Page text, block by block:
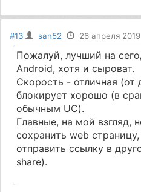
#13 san52 26 апреля 2019
Пожалуй, лучший на
Android, хотя и сыроват.
Скорость - отличная (от
блокирует хорошо (в
обычным UC).
Главные, на мой взгляд,
сохранить web
отправить ссылку в
share).